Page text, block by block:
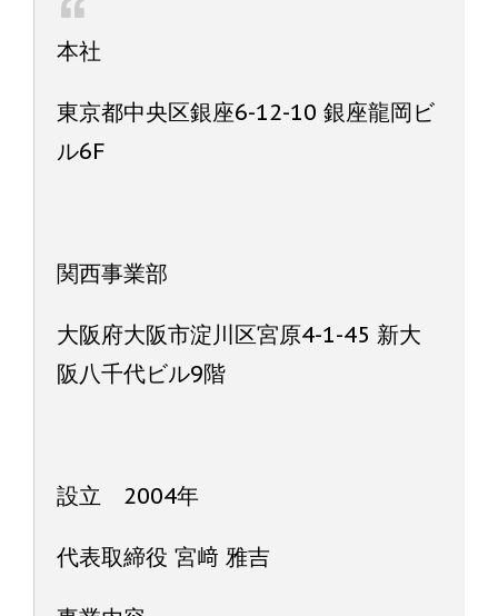
本社
東京都中央区銀座6-12-10 銀座龍岡ビ
ル6F
関西事業部
大阪府大阪市淀川区宮原4-1-45 新大
阪八千代ビル9階
設立 2004年
代表取締役 宮﨑 雅吉